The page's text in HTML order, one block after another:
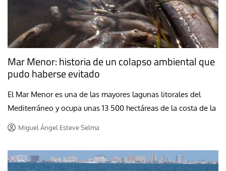
Mar Menor: historia de un colapso ambiental que
pudo haberse evitado
El Mar Menor es una de las mayores lagunas litorales del
Mediterráneo y ocupa unas 13 500 hectáreas de la costa de la
Miguel Ángel Esteve Selma